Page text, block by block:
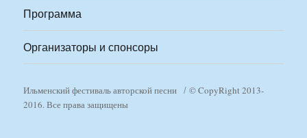
Программа
Организаторы и спонсоры
Ильменский фестиваль авторской песни
© CopyRight 2013-
2016. Все права защищены